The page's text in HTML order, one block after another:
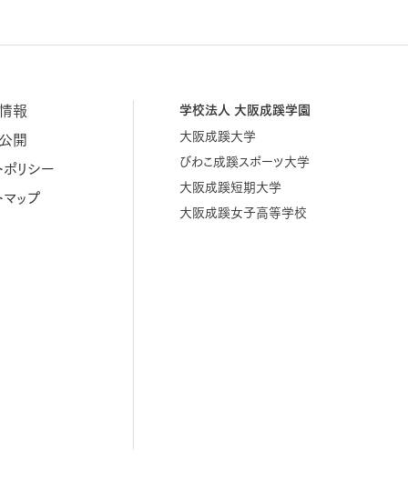
報
開
ポリシー
マップ
学校法人 大阪成蹊学園
大阪成蹊大学
びわこ成蹊スポーツ大学
大阪成蹊短期大学
大阪成蹊女子高等学校